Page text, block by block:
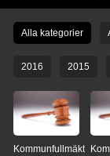
Alla kategorier
2016 2015
Kommunfullmäktige